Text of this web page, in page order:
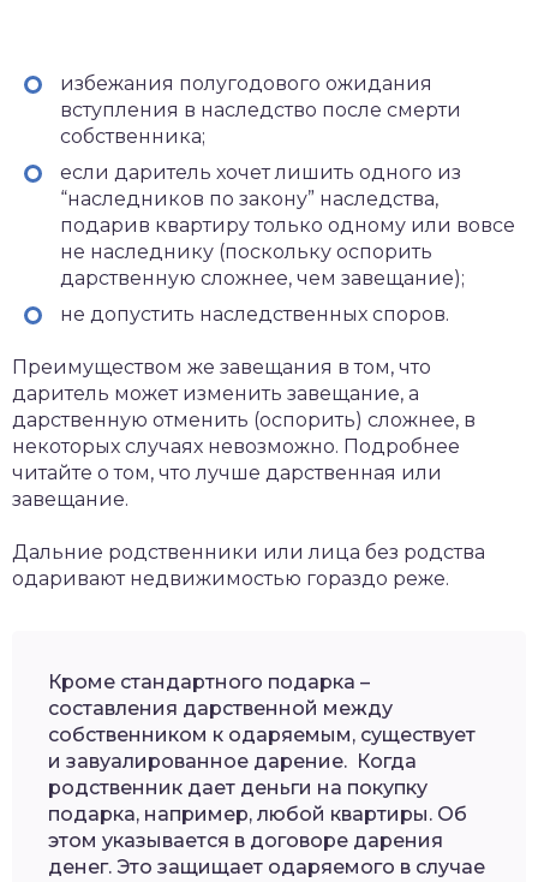
избежания полугодового ожидания
вступления в наследство после смерти
собственника;
если даритель хочет лишить одного из
“наследников по закону” наследства,
подарив квартиру только одному или вовсе
не наследнику (поскольку оспорить
дарственную сложнее, чем завещание);
не допустить наследственных споров.
Преимуществом же завещания в том, что
даритель может изменить завещание, а
дарственную отменить (оспорить) сложнее, в
некоторых случаях невозможно. Подробнее
читайте о том, что лучше дарственная или
завещание.
Дальние родственники или лица без родства
одаривают недвижимостью гораздо реже.
Кроме стандартного подарка –
составления дарственной между
собственником к одаряемым, существует
и завуалированное дарение. Когда
родственник дает деньги на покупку
подарка, например, любой квартиры. Об
этом указывается в договоре дарения
денег. Это защищает одаряемого в случае